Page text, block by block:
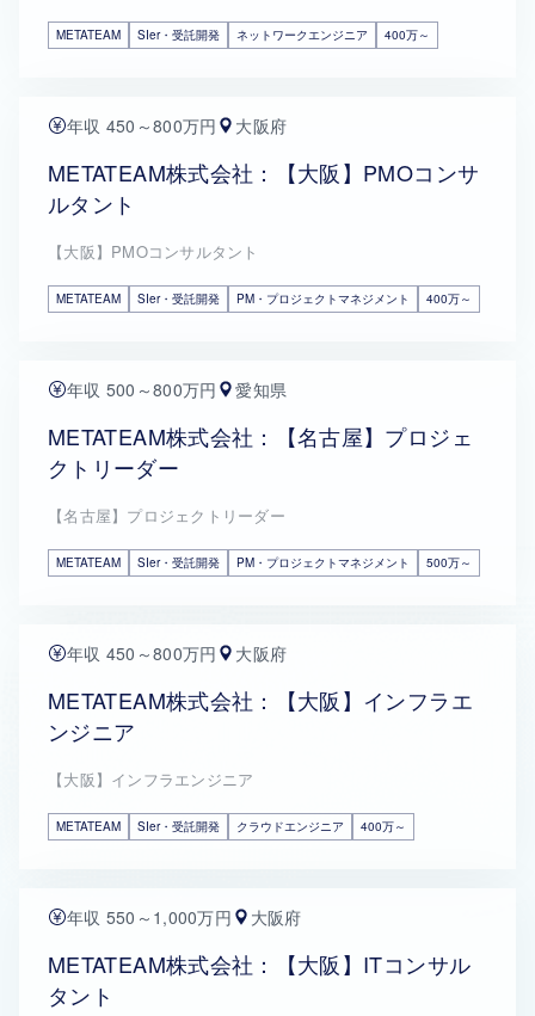
METATEAM SIer・受託開発 ネットワークエンジニア 400万～
年収 450～800万円 大阪府
METATEAM株式会社：【大阪】PMOコンサ
ルタント
【大阪】PMOコンサルタント
METATEAM SIer・受託開発 PM・プロジェクトマネジメント 400万～
年収 500～800万円 愛知県
METATEAM株式会社：【名古屋】プロジェ
クトリーダー
【名古屋】プロジェクトリーダー
METATEAM SIer・受託開発 PM・プロジェクトマネジメント 500万～
年収 450～800万円 大阪府
METATEAM株式会社：【大阪】インフラエ
ンジニア
【大阪】インフラエンジニア
METATEAM SIer・受託開発 クラウドエンジニア 400万～
年収 550～1,000万円 大阪府
METATEAM株式会社：【大阪】ITコンサル
タント